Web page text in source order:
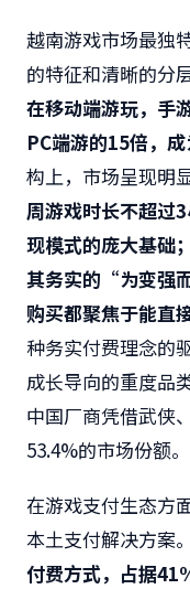
越南游戏市场最独
的特征和清晰的分
在移动端游玩，手
PC端游的15倍，成
构上，市场呈现明
周游戏时长不超过3
现模式的庞大基础
其务实的 “为变强
购买都聚焦于能直
种务实付费理念的
成长导向的重度品
中国厂商凭借武侠
53.4%的市场份额。
在游戏支付生态方
本土支付解决方案。
付费方式，占据